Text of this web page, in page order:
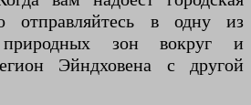
отправляйтесь в одну из
природных зон вокруг и
Эйндховена с другой